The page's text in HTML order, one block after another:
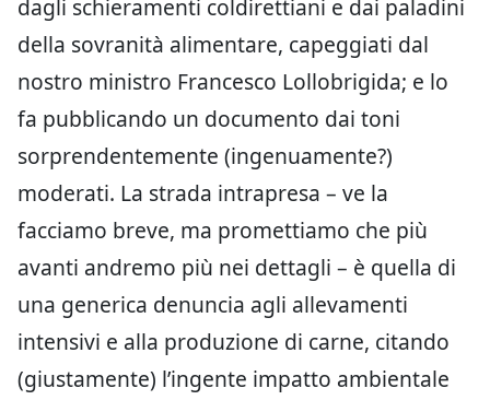
dagli schieramenti coldirettiani e dai paladini
della sovranità alimentare, capeggiati dal
nostro ministro Francesco Lollobrigida; e lo
fa pubblicando un documento dai toni
sorprendentemente (ingenuamente?)
moderati. La strada intrapresa – ve la
facciamo breve, ma promettiamo che più
avanti andremo più nei dettagli – è quella di
una generica denuncia agli allevamenti
intensivi e alla produzione di carne, citando
(giustamente) l’ingente impatto ambientale